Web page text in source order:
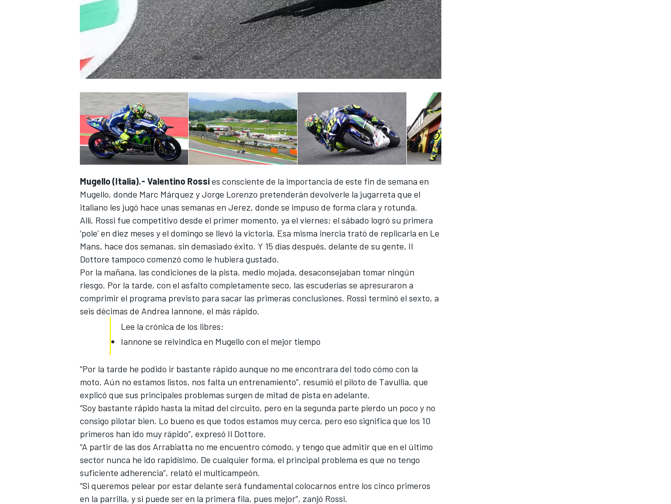
MÁS CATEGORÍAS
Mugello (Italia).- Valentino Rossies consciente de la importancia de este fin de semana en
Mugello, donde Marc Márquez y Jorge Lorenzo pretenderán devolverle la jugarreta que el
italiano les jugó hace unas semanas en Jerez, donde se impuso de forma clara y rotunda.
Allí, Rossi fue competitivo desde el primer momento, ya el viernes; el sábado logró su primera
‘pole’ en diez meses y el domingo se llevó la victoria. Esa misma inercia trató de replicarla en Le
Mans, hace dos semanas, sin demasiado éxito. Y 15 días después, delante de su gente, Il
Dottore tampoco comenzó como le hubiera gustado.
Por la mañana, las condiciones de la pista, medio mojada, desaconsejaban tomar ningún
riesgo. Por la tarde, con el asfalto completamente seco, las escuderías se apresuraron a
comprimir el programa previsto para sacar las primeras conclusiones. Rossi terminó el sexto, a
seis décimas de Andrea Iannone, el más rápido.
Lee la crónica de los libres:
Iannone se reivindica en Mugello con el mejor tiempo
“Por la tarde he podido ir bastante rápido aunque no me encontrara del todo cómo con la
moto. Aún no estamos listos, nos falta un entrenamiento”, resumió el piloto de Tavullia, que
explicó que sus principales problemas surgen de mitad de pista en adelante.
“Soy bastante rápido hasta la mitad del circuito, pero en la segunda parte pierdo un poco y no
consigo pilotar bien. Lo bueno es que todos estamos muy cerca, pero eso significa que los 10
primeros han ido muy rápido”, expresó Il Dottore.
“A partir de las dos Arrabiatta no me encuentro cómodo, y tengo que admitir que en el último
sector nunca he ido rapidísimo. De cualquier forma, el principal problema es que no tengo
suficiente adherencia”, relató el multicampeón.
“Si queremos pelear por estar delante será fundamental colocarnos entre los cinco primeros
en la parrilla, y si puede ser en la primera fila, pues mejor”, zanjó Rossi.